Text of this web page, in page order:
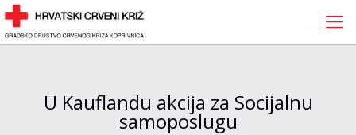
U Kauflandu akcija za Socijalnu
samoposlugu